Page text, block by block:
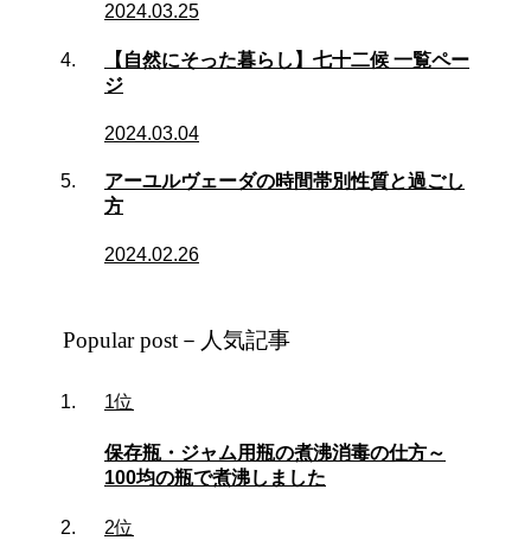
2024.03.25
【自然にそった暮らし】七十二候 一覧ペー
ジ
2024.03.04
アーユルヴェーダの時間帯別性質と過ごし
方
2024.02.26
Popular post－人気記事
1位
保存瓶・ジャム用瓶の煮沸消毒の仕方～
100均の瓶で煮沸しました
2位